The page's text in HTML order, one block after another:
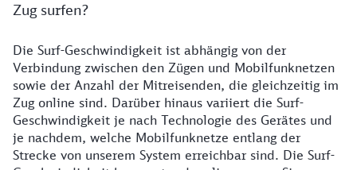
Zug surfen?
Die Surf-Geschwindigkeit ist abhängig von der
Verbindung zwischen den Zügen und Mobilfunknetzen
sowie der Anzahl der Mitreisenden, die gleichzeitig im
Zug online sind. Darüber hinaus variiert die Surf-
Geschwindigkeit je nach Technologie des Gerätes und
je nachdem, welche Mobilfunknetze entlang der
Strecke von unserem System erreichbar sind. Die Surf-